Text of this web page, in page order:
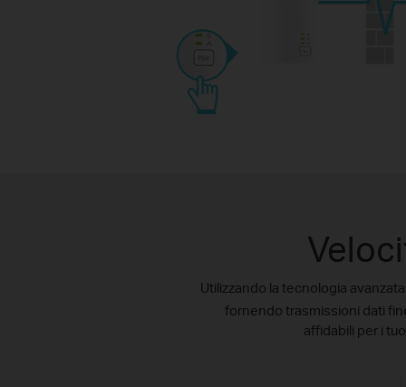
Utilizzando la tecnologia
fornendo trasmissioni dati
affidabili per i